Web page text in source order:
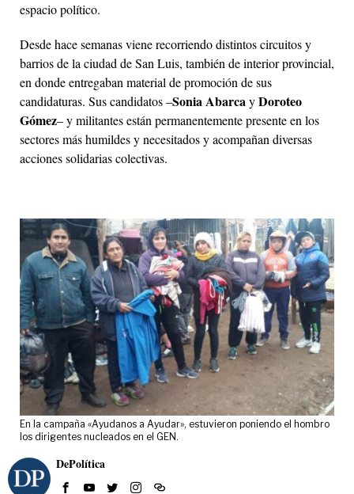
espacio político.
Desde hace semanas viene recorriendo distintos circuitos y
barrios de la ciudad de San Luis, también de interior provincial,
en donde entregaban material de promoción de sus
candidaturas. Sus candidatos –Sonia AbarcayDoroteo
Gómez– y militantes están permanentemente presente en los
sectores más humildes y necesitados y acompañan diversas
acciones solidarias colectivas.
En la campaña «Ayudanos a Ayudar», estuvieron poniendo el hombro
los dirigentes nucleados en el GEN.
DePolítica